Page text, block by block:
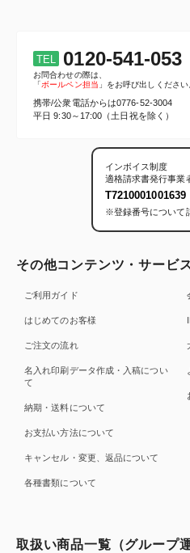
TEL 0120-541-053
お問合わせの際は、
「ボールペン担当 」をお呼び出しください
携帯/公衆電話からは0776-52-3004
平日 9:30～17:00（土日祝を除く）
インボイス制度
適格請求書発行事業
T7210001001639
※登録番号について
その他コンテンツ・サービ
ご利用ガイド
はじめてのお客様
ご注文の流れ
名入れ印刷データ作成・入稿につい
て
納期・送料について
お支払い方法について
キャンセル・変更、返品について
各種書類について
取扱い商品一覧（グループ